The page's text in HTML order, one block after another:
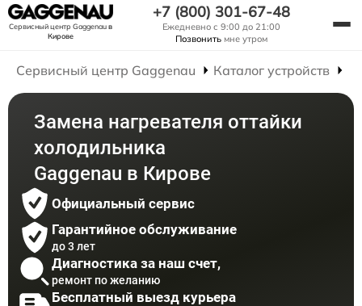
Сервисный центр Gaggenauв
Кирове
+7 (800) 301-67-48
Ежедневно с 9:00 до 21:00
Позвонить мне утром
Сервисный центр Gaggenau Каталог устройств
Замена нагревателя оттайки
холодильника
Gaggenau в Кирове
Официальный сервис
Гарантийное обслуживание
до 3 лет
Диагностика за наш счет,
ремонт по желанию
Бесплатный выезд курьера